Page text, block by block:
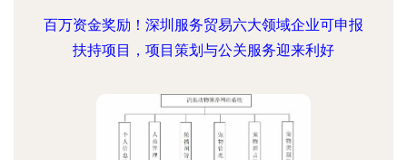
百万资金奖励！深圳服务贸易六大领域企业可申报
扶持项目，项目策划与公关服务迎来利好